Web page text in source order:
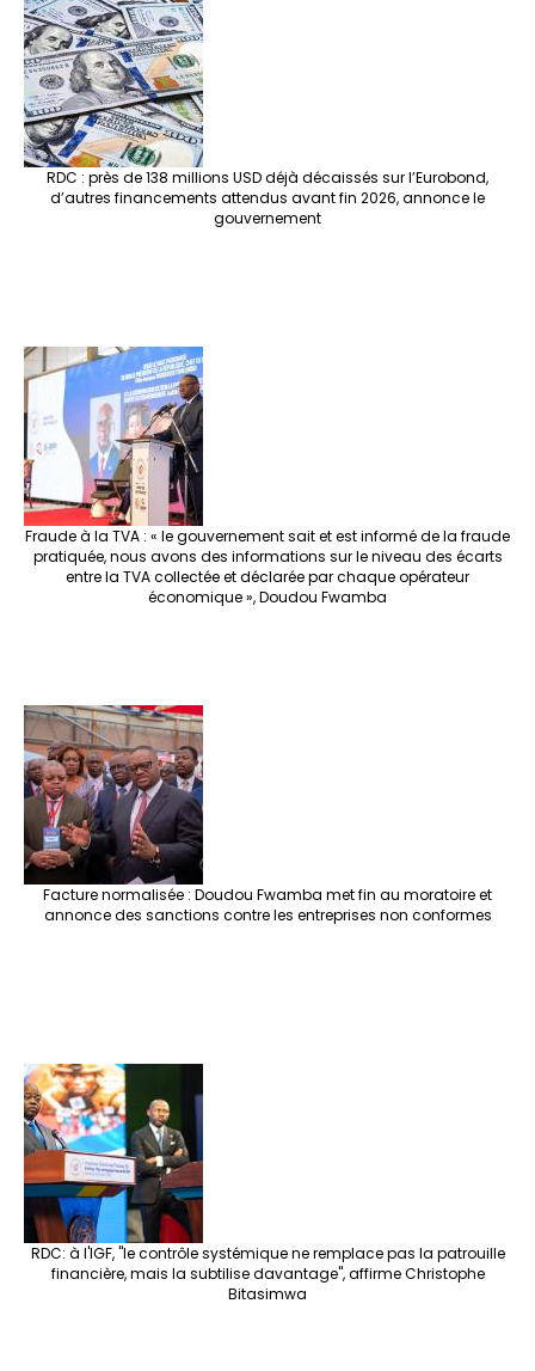
RDC : près de 138 millions USD déjà décaissés sur l’Eurobond,
d’autres financements attendus avant fin 2026, annonce le
gouvernement
Fraude à la TVA : « le gouvernement sait et est informé de la fraude
pratiquée, nous avons des informations sur le niveau des écarts
entre la TVA collectée et déclarée par chaque opérateur
économique », Doudou Fwamba
Facture normalisée : Doudou Fwamba met fin au moratoire et
annonce des sanctions contre les entreprises non conformes
RDC: à l'IGF, "le contrôle systémique ne remplace pas la patrouille
financière, mais la subtilise davantage", affirme Christophe
Bitasimwa